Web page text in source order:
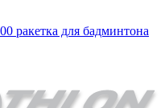
ракетка для бадминтона